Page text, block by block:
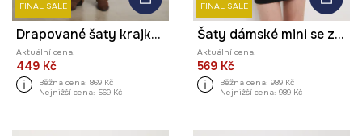
FINAL SALE
Drapované šaty krajkové
Aktuální cena:
449 Kč
Běžná cena: 869 Kč
Nejnižší cena: 569 Kč
FINAL SALE
Šaty dámské mini se zvrásněním
Aktuální cena:
569 Kč
Běžná cena: 989 Kč
Nejnižší cena: 989 Kč